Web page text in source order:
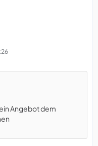
Angebot dem